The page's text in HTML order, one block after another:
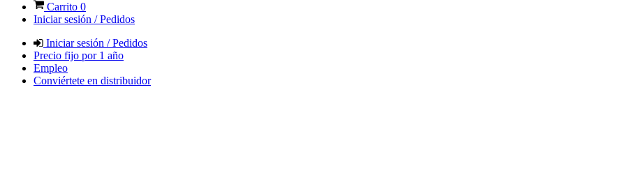
Carrito 0
Iniciar sesión / Pedidos
Iniciar sesión / Pedidos
Precio fijo por 1 año
Empleo
Conviértete en distribuidor